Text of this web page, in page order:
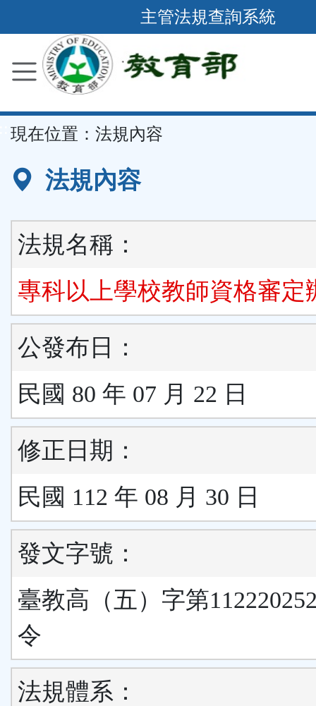
到
要
容
區
主管法規查詢系統
現在位置： 法規內容
法規內容
法規名稱：
專科以上學校教師資格審定
公發布日：
民國 80 年 07 月 22 日
修正日期：
民國 112 年 08 月 30 日
發文字號：
臺教高（五）字第
令
法規體系：